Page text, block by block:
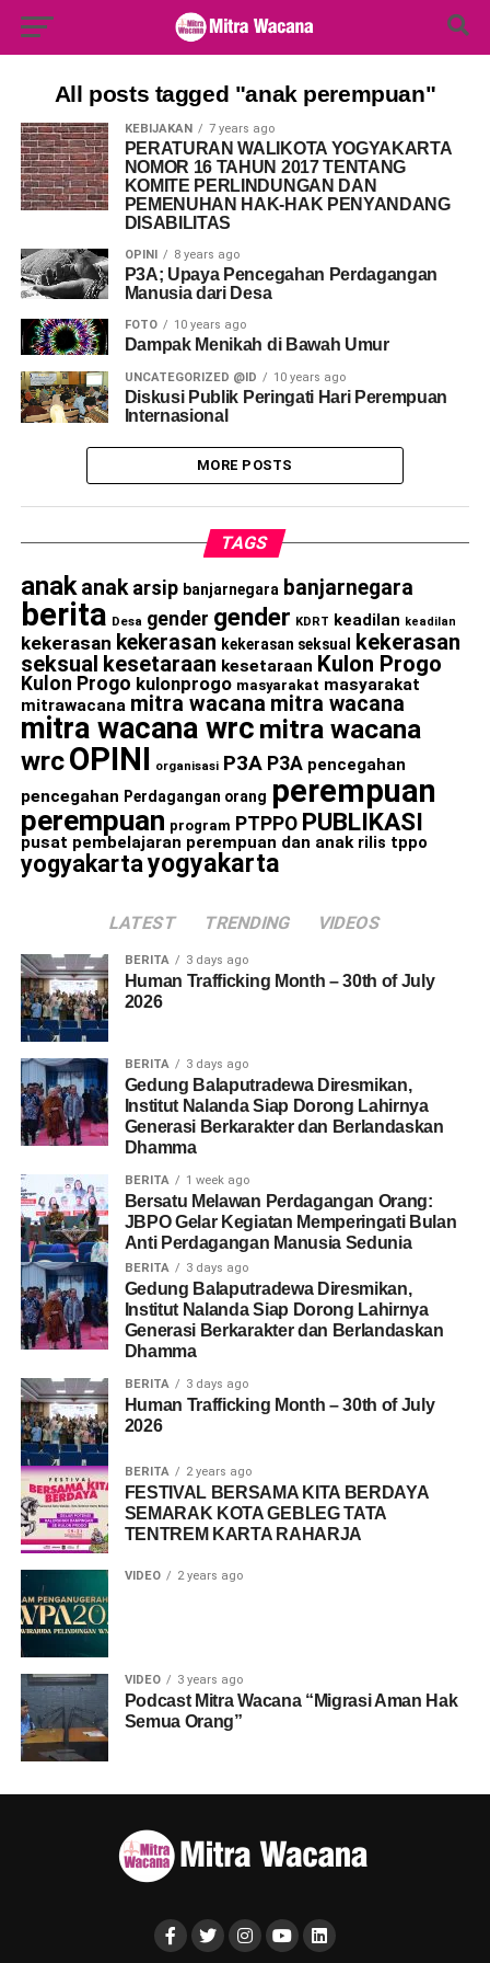
for:
All posts tagged "anak perempuan"
KEBIJAKAN 7 years ago
PERATURAN WALIKOTA YOGYAKARTA
NOMOR 16 TAHUN 2017 TENTANG
KOMITE PERLINDUNGAN DAN
PEMENUHAN HAK-HAK PENYANDANG
DISABILITAS
OPINI 8 years ago
P3A; Upaya Pencegahan Perdagangan
Manusia dari Desa
FOTO 10 years ago
Dampak Menikah di Bawah Umur
UNCATEGORIZED @ID 10 years ago
Diskusi Publik Peringati Hari Perempuan
Internasional
MORE POSTS
TAGS
anak anak arsip banjarnegara banjarnegara
berita Desa gender gender KDRT keadilan keadilan
kekerasan kekerasan kekerasan seksual kekerasan
seksual kesetaraan kesetaraan Kulon Progo
Kulon Progo kulonprogo masyarakat masyarakat
mitrawacana mitra wacana mitra wacana
mitra wacana wrc mitra wacana
wrcOPINI organisasi P3A P3A pencegahan
pencegahan Perdagangan orang perempuan
perempuan program PTPPO PUBLIKASI
pusat pembelajaran perempuan dan anak rilis tppo
yogyakartayogyakarta
LATEST TRENDING VIDEOS
BERITA 3 days ago
Human Trafficking Month – 30th of July
2026
BERITA 3 days ago
Gedung Balaputradewa Diresmikan,
Institut Nalanda Siap Dorong Lahirnya
Generasi Berkarakter dan Berlandaskan
Dhamma
BERITA 1 week ago
Bersatu Melawan Perdagangan Orang:
JBPO Gelar Kegiatan Memperingati Bulan
Anti Perdagangan Manusia Sedunia
BERITA 3 days ago
Gedung Balaputradewa Diresmikan,
Institut Nalanda Siap Dorong Lahirnya
Generasi Berkarakter dan Berlandaskan
Dhamma
BERITA 3 days ago
Human Trafficking Month – 30th of July
2026
BERITA 2 years ago
FESTIVAL BERSAMA KITA BERDAYA
SEMARAK KOTA GEBLEG TATA
TENTREM KARTA RAHARJA
VIDEO 2 years ago
VIDEO 3 years ago
Podcast Mitra Wacana “Migrasi Aman Hak
Semua Orang”